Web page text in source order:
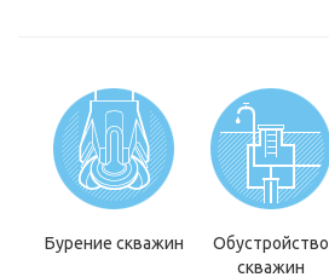
Бурение скважин
Обустройство
скважин